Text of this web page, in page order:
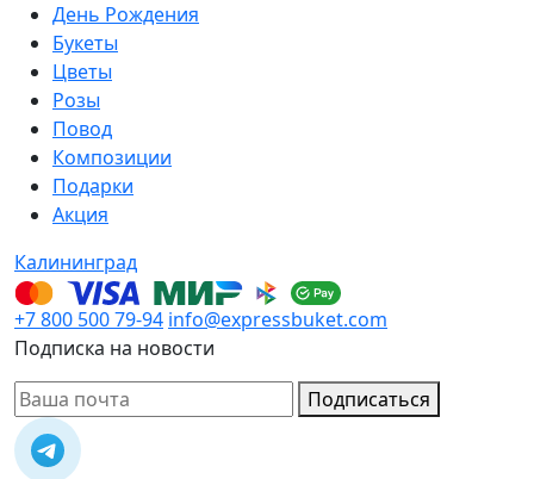
День Рождения
Букеты
Цветы
Розы
Повод
Композиции
Подарки
Акция
Калининград
+7 800 500 79-94 info@expressbuket.com
Подписка на новости
Подписаться